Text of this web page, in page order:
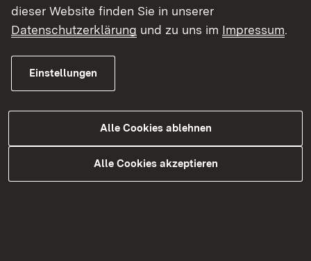
Portrait Futtermittelkontrolleur
Vielfalt im öffentlichen Dienst: In Kooperation
dieser Website finden Sie in unserer
Datenschutzerklärung und zu uns im Impressum.
Einstellungen
Alle Cookies ablehnen
Alle Cookies akzeptieren